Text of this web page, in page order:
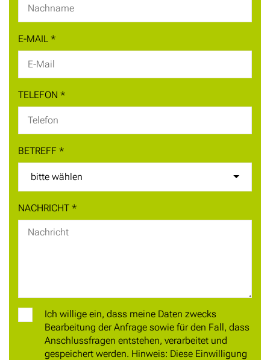
E-MAIL *
TELEFON *
BETREFF *
bitte wählen
NACHRICHT *
Ich willige ein, dass meine Daten zwecks
Bearbeitung der Anfrage sowie für den Fall, dass
Anschlussfragen entstehen, verarbeitet und
gespeichert werden. Hinweis: Diese Einwilligung